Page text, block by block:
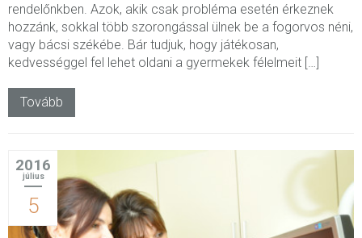
rendelőnkben. Azok, akik csak probléma esetén érkeznek
hozzánk, sokkal több szorongással ülnek be a fogorvos néni,
vagy bácsi székébe. Bár tudjuk, hogy játékosan,
kedvességgel fel lehet oldani a gyermekek félelmeit […]
Tovább
2016
július
5